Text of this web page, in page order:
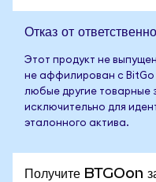
Отказ от
Этот продукт не
не аффилирован с BitGo
любые другие товарные
исключительно для
эталонного актива.
Получите BTGOon